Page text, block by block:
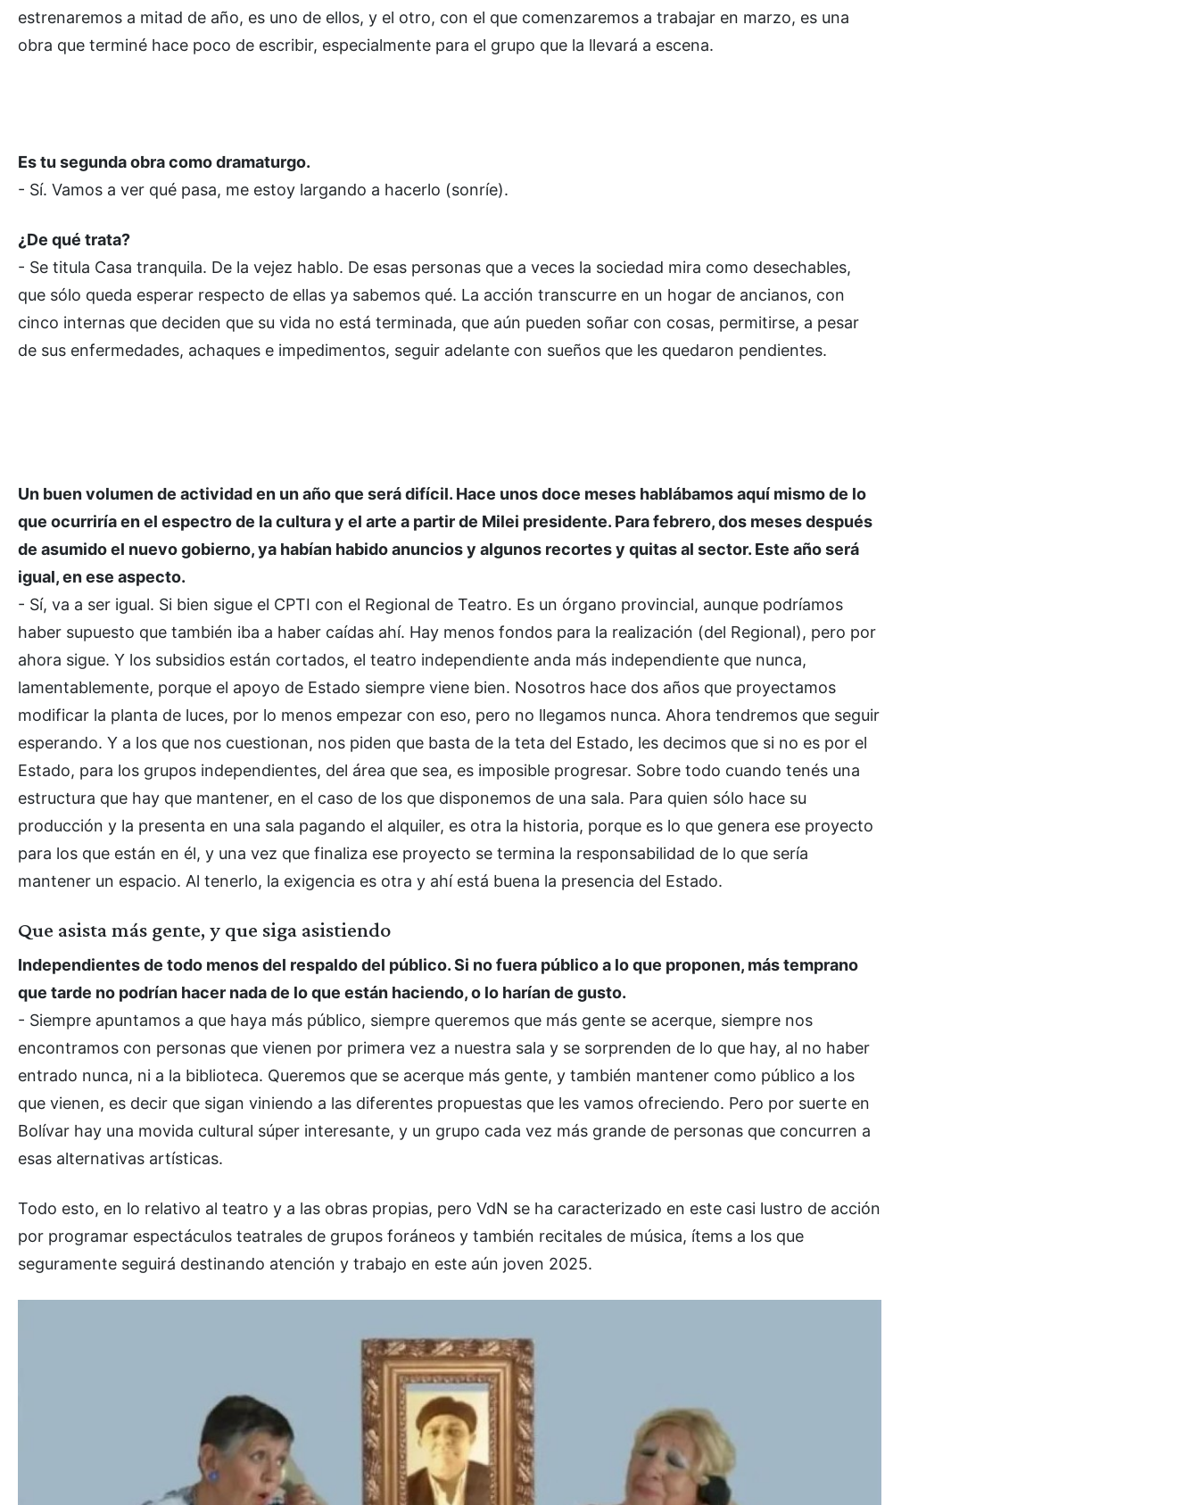
estrenaremos a mitad de año, es uno de ellos, y el otro, con el que comenzaremos a trabajar en marzo, es una
obra que terminé hace poco de escribir, especialmente para el grupo que la llevará a escena.
Es tu segunda obra como dramaturgo.
- Sí. Vamos a ver qué pasa, me estoy largando a hacerlo (sonríe).
¿De qué trata?
- Se titula Casa tranquila. De la vejez hablo. De esas personas que a veces la sociedad mira como desechables,
que sólo queda esperar respecto de ellas ya sabemos qué. La acción transcurre en un hogar de ancianos, con
cinco internas que deciden que su vida no está terminada, que aún pueden soñar con cosas, permitirse, a pesar
de sus enfermedades, achaques e impedimentos, seguir adelante con sueños que les quedaron pendientes.
Un buen volumen de actividad en un año que será difícil. Hace unos doce meses hablábamos aquí mismo de lo
que ocurriría en el espectro de la cultura y el arte a partir de Milei presidente. Para febrero, dos meses después
de asumido el nuevo gobierno, ya habían habido anuncios y algunos recortes y quitas al sector. Este año será
igual, en ese aspecto.
- Sí, va a ser igual. Si bien sigue el CPTI con el Regional de Teatro. Es un órgano provincial, aunque podríamos
haber supuesto que también iba a haber caídas ahí. Hay menos fondos para la realización (del Regional), pero por
ahora sigue. Y los subsidios están cortados, el teatro independiente anda más independiente que nunca,
lamentablemente, porque el apoyo de Estado siempre viene bien. Nosotros hace dos años que proyectamos
modificar la planta de luces, por lo menos empezar con eso, pero no llegamos nunca. Ahora tendremos que seguir
esperando. Y a los que nos cuestionan, nos piden que basta de la teta del Estado, les decimos que si no es por el
Estado, para los grupos independientes, del área que sea, es imposible progresar. Sobre todo cuando tenés una
estructura que hay que mantener, en el caso de los que disponemos de una sala. Para quien sólo hace su
producción y la presenta en una sala pagando el alquiler, es otra la historia, porque es lo que genera ese proyecto
para los que están en él, y una vez que finaliza ese proyecto se termina la responsabilidad de lo que sería
mantener un espacio. Al tenerlo, la exigencia es otra y ahí está buena la presencia del Estado.
Que asista más gente, y que siga asistiendo
Independientes de todo menos del respaldo del público. Si no fuera público a lo que proponen, más temprano
que tarde no podrían hacer nada de lo que están haciendo, o lo harían de gusto.
- Siempre apuntamos a que haya más público, siempre queremos que más gente se acerque, siempre nos
encontramos con personas que vienen por primera vez a nuestra sala y se sorprenden de lo que hay, al no haber
entrado nunca, ni a la biblioteca. Queremos que se acerque más gente, y también mantener como público a los
que vienen, es decir que sigan viniendo a las diferentes propuestas que les vamos ofreciendo. Pero por suerte en
Bolívar hay una movida cultural súper interesante, y un grupo cada vez más grande de personas que concurren a
esas alternativas artísticas.
Todo esto, en lo relativo al teatro y a las obras propias, pero VdN se ha caracterizado en este casi lustro de acción
por programar espectáculos teatrales de grupos foráneos y también recitales de música, ítems a los que
seguramente seguirá destinando atención y trabajo en este aún joven 2025.